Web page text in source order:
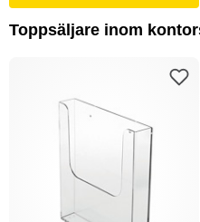
Toppsäljare inom